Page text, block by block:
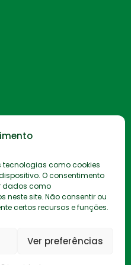
tecnologias como cookies
O consentimento
dados como
neste site. Não consentir ou
certos recursos e funções.
Ver preferências